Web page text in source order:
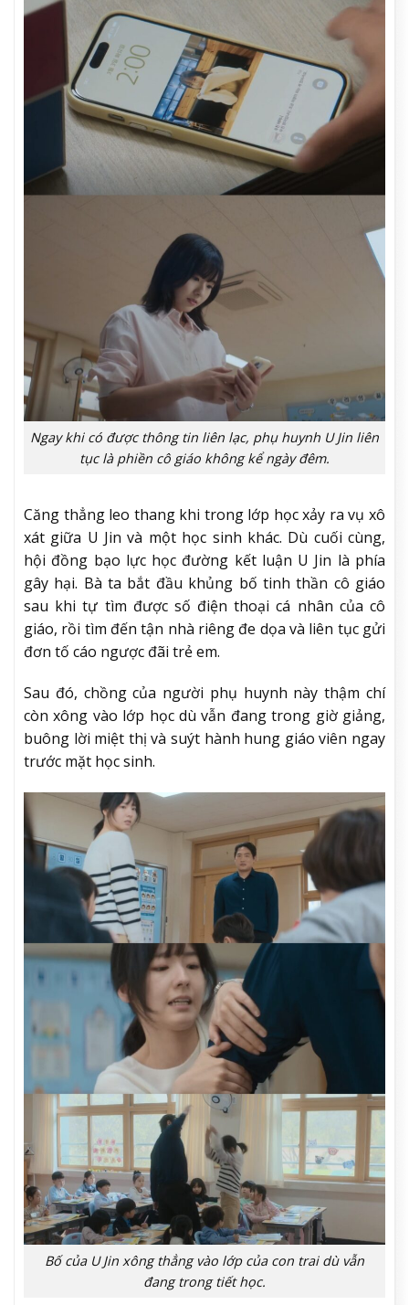
Ngay khi có được thông tin liên lạc, phụ huynh U Jin liên
tục là phiền cô giáo không kể ngày đêm.
Căng thẳng leo thang khi trong lớp học xảy ra vụ xô
xát giữa U Jin và một học sinh khác. Dù cuối cùng,
hội đồng bạo lực học đường kết luận U Jin là phía
gây hại. Bà ta bắt đầu khủng bố tinh thần cô giáo
sau khi tự tìm được số điện thoại cá nhân của cô
giáo, rồi tìm đến tận nhà riêng đe dọa và liên tục gửi
đơn tố cáo ngược đãi trẻ em.
Sau đó, chồng của người phụ huynh này thậm chí
còn xông vào lớp học dù vẫn đang trong giờ giảng,
buông lời miệt thị và suýt hành hung giáo viên ngay
trước mặt học sinh.
Bố của U Jin xông thẳng vào lớp của con trai dù vẫn
đang trong tiết học.